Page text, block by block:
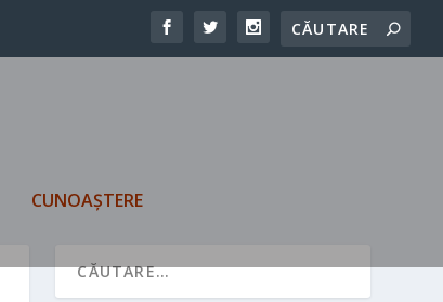
CUNOAȘTERE